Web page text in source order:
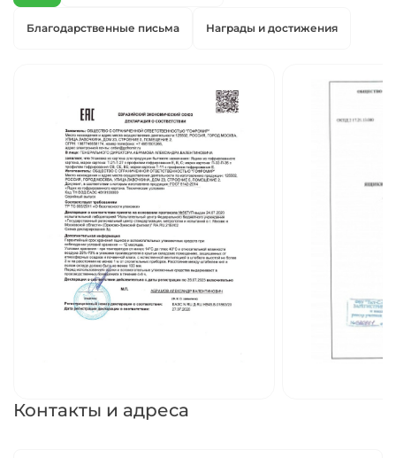
Благодарственные письма Награды и достижения
Контакты и адреса